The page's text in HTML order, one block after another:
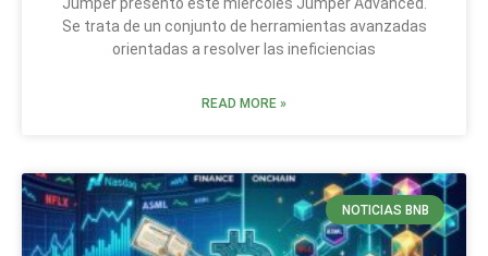
Jumper presentó este miércoles Jumper Advanced.
Se trata de un conjunto de herramientas avanzadas
orientadas a resolver las ineficiencias
READ MORE »
NOTICIAS BNB